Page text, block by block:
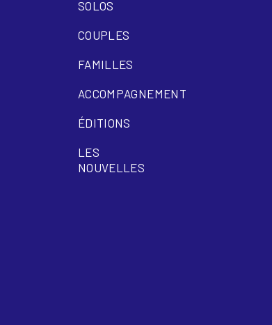
SOLOS
COUPLES
FAMILLES
ACCOMPAGNEMENT
ÉDITIONS
LES
NOUVELLES